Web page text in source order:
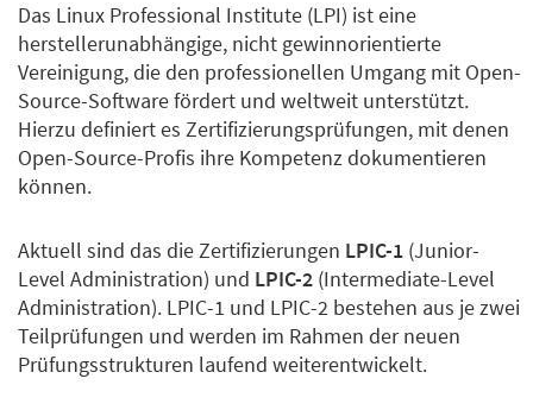
Das Linux Professional Institute (LPI) ist eine
herstellerunabhängige, nicht gewinnorientierte
Vereinigung, die den professionellen Umgang mit Open-
Source-Software fördert und weltweit unterstützt.
Hierzu definiert es Zertifizierungsprüfungen, mit denen
Open-Source-Profis ihre Kompetenz dokumentieren
können.
Aktuell sind das die Zertifizierungen LPIC-1 (Junior-
Level Administration) und LPIC-2 (Intermediate-Level
Administration). LPIC-1 und LPIC-2 bestehen aus je zwei
Teilprüfungen und werden im Rahmen der neuen
Prüfungsstrukturen laufend weiterentwickelt.